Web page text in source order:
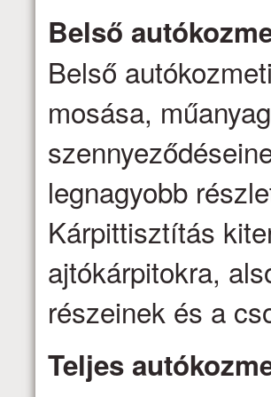
Belső
Belső
mosása,
legnagyobb
Kárpittisztítás
ajtókárpitokra,
részeinek és a
Teljes